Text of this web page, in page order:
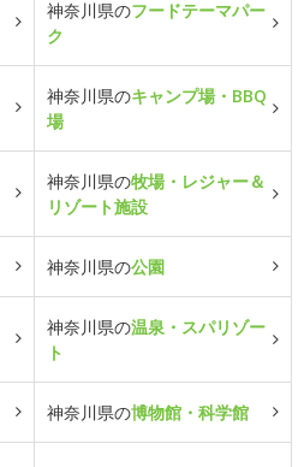
神奈川県のフードテーマパー
ク
神奈川県のキャンプ場・BBQ
場
神奈川県の牧場・レジャー＆
リゾート施設
神奈川県の公園
神奈川県の温泉・スパリゾー
ト
神奈川県の博物館・科学館